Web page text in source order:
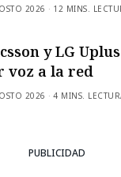
2026 12 MINS.
y LG
voz a la red
2026 4 MINS.
PUBLICIDAD